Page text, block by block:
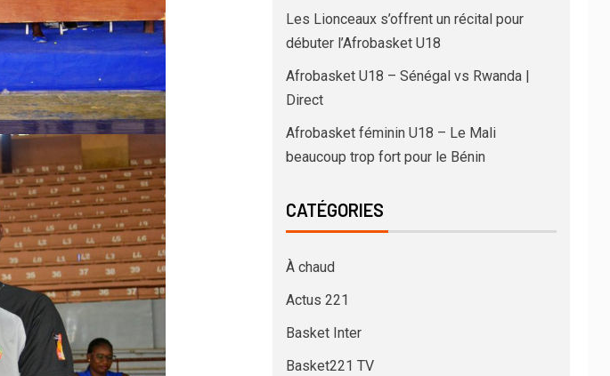
Les Lionceaux s’offrent un récital pour
débuter l’Afrobasket U18
Afrobasket U18 – Sénégal vs Rwanda |
Direct
Afrobasket féminin U18 – Le Mali
beaucoup trop fort pour le Bénin
CATÉGORIES
À chaud
Actus 221
Basket Inter
Basket221 TV